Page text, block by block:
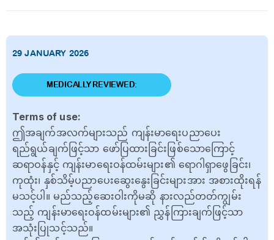
29 JANUARY 2026
MEDICALLY REVIEWED:
Terms of use:
ဤအချက်အလက်များသည် ကျန်းမာရေးပညာပေး
ရည်ရွယ်ချက်ဖြင့်သာ ဖော်ပြထားခြင်းဖြစ်သောကြောင့်
ဆရာဝန်နှင့် ကျန်းမာရေးဝန်ထမ်းများ၏ ရောဂါရှာဖွေခြင်း၊
ကုထုံး၊ နှစ်သိမ့်ပညာပေးဆွေးနွေးခြင်းများအား အစားထိုးရန်
မသင့်ပါ။ မည်သည့်ဆေးဝါးကိုမဆို နားလည်တတ်ကျွမ်း
သည့် ကျန်းမာရေးဝန်ထမ်းများ၏ ညွှန်ကြားချက်ဖြင့်သာ
အသုံးပြုသင့်သည်။